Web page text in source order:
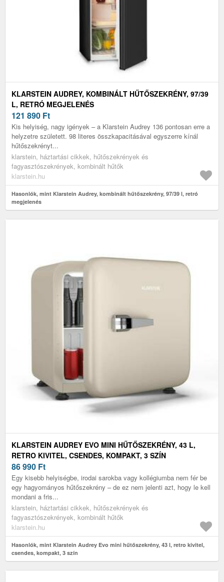
KLARSTEIN AUDREY, KOMBINÁLT HŰTŐSZEKRÉNY, 97/39
L, RETRÓ MEGJELENÉS
121 890 Ft
Kis helyiség, nagy igények – a Klarstein Audrey 136 pontosan erre a
helyzetre született. 98 literes összkapacitásával egyszerre kínál
hűtőszekrényt...
klarstein, háztartási cikkek, hűtőszekrények és
fagyasztószekrények, kombinált hűtők
klarstein.hu
Hasonlók, mint Klarstein Audrey, kombinált hűtőszekrény, 97/39 l, retró
megjelenés
KLARSTEIN AUDREY EVO MINI HŰTŐSZEKRÉNY, 43 L,
RETRO KIVITEL, CSENDES, KOMPAKT, 3 SZÍN
86 990 Ft
Egy kisebb helyiségbe, irodai sarokba vagy kollégiumba nem fér be
egy hagyományos hűtőszekrény – de ez nem jelenti azt, hogy le kell
mondani a fris...
klarstein, háztartási cikkek, hűtőszekrények és
fagyasztószekrények, kombinált hűtők
klarstein.hu
Hasonlók, mint Klarstein Audrey Evo mini hűtőszekrény, 43 l, retro kivitel,
csendes, kompakt, 3 szín